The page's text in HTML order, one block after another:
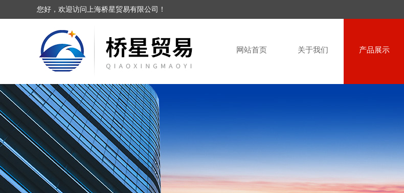
您好，欢迎访问上海桥星贸易有限公司！
网站首页 关于我们 产品展示